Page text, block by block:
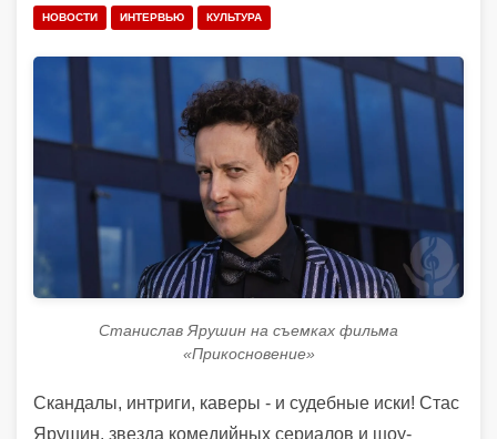
НОВОСТИ ИНТЕРВЬЮ КУЛЬТУРА
Станислав Ярушин на съемках фильма
«Прикосновение»
Скандалы, интриги, каверы - и судебные иски! Стас
Ярушин, звезда комедийных сериалов и шоу-